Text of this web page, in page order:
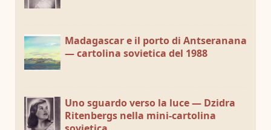
Madagascar e il porto di Antseranana
— cartolina sovietica del 1988
Uno sguardo verso la luce — Dzidra
Ritenbergs nella mini-cartolina